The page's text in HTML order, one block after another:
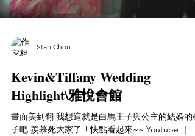
Stan Chou
Kevin&Tiffany Wedding
Highlight\雅悅會館
畫面美到翻 我想這就是白馬王子與公主的結婚的樣
子吧 羨慕死大家了!! 快點看起來~~ Youtube ｜